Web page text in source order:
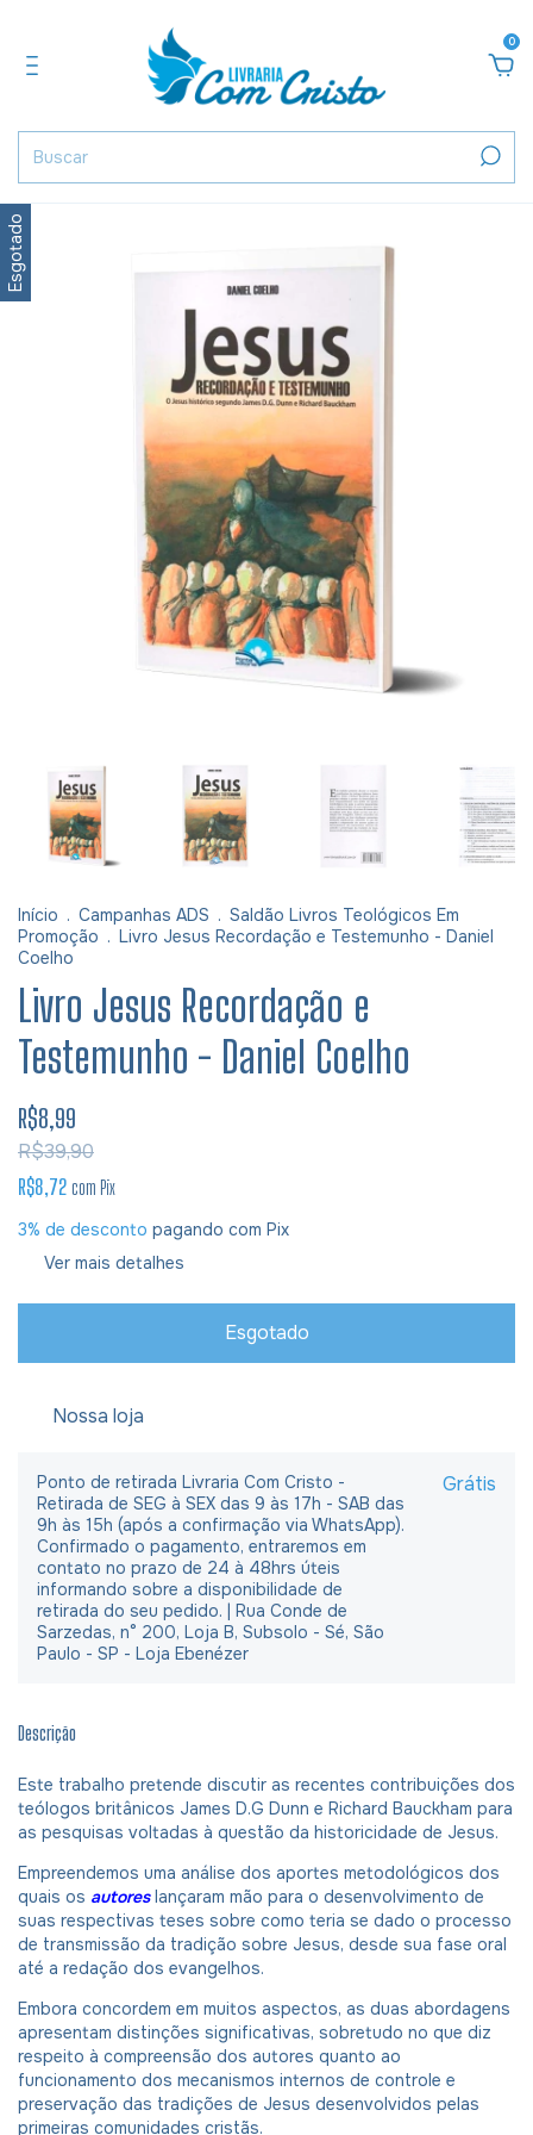
0
Esgotado
Início . Campanhas ADS . Saldão Livros Teológicos Em
Promoção . Livro Jesus Recordação e Testemunho - Daniel
Coelho
Livro Jesus Recordação e
Testemunho - Daniel Coelho
R$8,99
R$39,90
R$8,72 com Pix
3% de desconto pagando com Pix
Ver mais detalhes
Nossa loja
Ponto de retirada Livraria Com Cristo -
Retirada de SEG à SEX das 9 às 17h - SAB das
9h às 15h (após a confirmação via WhatsApp).
Confirmado o pagamento, entraremos em
contato no prazo de 24 à 48hrs úteis
informando sobre a disponibilidade de
retirada do seu pedido. | Rua Conde de
Sarzedas, n° 200, Loja B, Subsolo - Sé, São
Paulo - SP - Loja Ebenézer
Grátis
Descrição
Este trabalho pretende discutir as recentes contribuições dos
teólogos britânicos James D.G Dunn e Richard Bauckham para
as pesquisas voltadas à questão da historicidade de Jesus.
Empreendemos uma análise dos aportes metodológicos dos
quais os autoreslançaram mão para o desenvolvimento de
suas respectivas teses sobre como teria se dado o processo
de transmissão da tradição sobre Jesus, desde sua fase oral
até a redação dos evangelhos.
Embora concordem em muitos aspectos, as duas abordagens
apresentam distinções significativas, sobretudo no que diz
respeito à compreensão dos autores quanto ao
funcionamento dos mecanismos internos de controle e
preservação das tradições de Jesus desenvolvidos pelas
primeiras comunidades cristãs.